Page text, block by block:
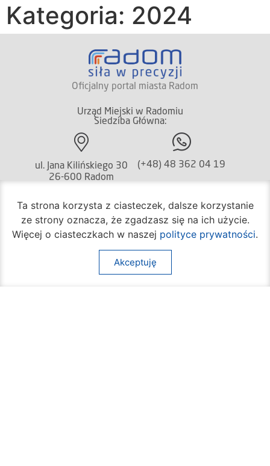
Kategoria: 2024
Oficjalny portal miasta Radom
Urząd Miejski w Radomiu
Siedziba Główna:
ul. Jana Kilińskiego 30
26-600 Radom
(+48) 48 362 04 19
(+48) 362 04 24 bom@umradom.pl
Biuro Obsługi Mieszkańca
Ta strona korzysta z ciasteczek, dalsze korzystanie
ze strony oznacza, że zgadzasz się na ich użycie.
Więcej o ciasteczkach w naszej polityce prywatności.
Akceptuję